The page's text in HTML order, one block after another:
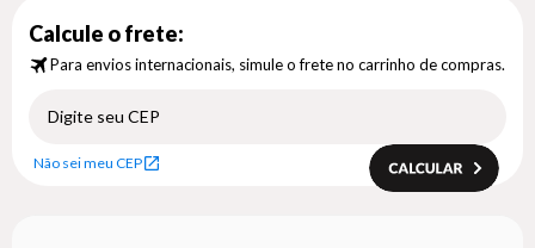
Calcule o frete:
Para envios internacionais, simule o frete no carrinho de compras.
Não sei meu CEP